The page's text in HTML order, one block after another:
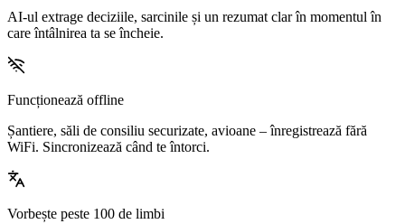
AI-ul extrage deciziile, sarcinile și un rezumat clar în momentul în
care întâlnirea ta se încheie.
Funcționează offline
Șantiere, săli de consiliu securizate, avioane – înregistrează fără
WiFi. Sincronizează când te întorci.
Vorbește peste 100 de limbi